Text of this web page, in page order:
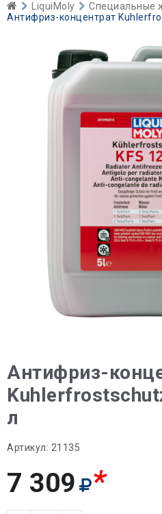
LiquiMoly Специальные
Антифриз-концентрат
Антифриз-
л
Артикул: 21135
7 309 *